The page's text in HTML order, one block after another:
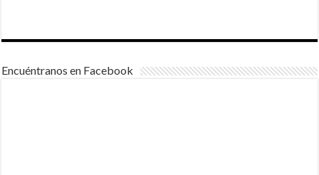
Encuéntranos en Facebook